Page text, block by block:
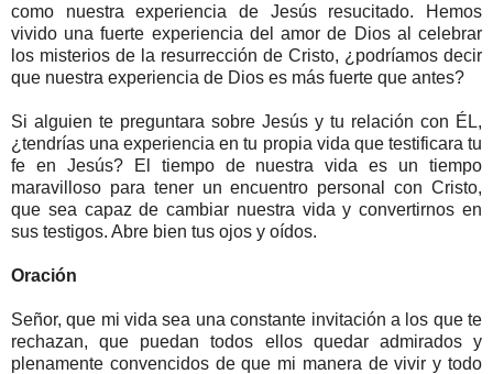
como nuestra experiencia de Jesús resucitado. Hemos
vivido una fuerte experiencia del amor de Dios al celebrar
los misterios de la resurrección de Cristo, ¿podríamos decir
que nuestra experiencia de Dios es más fuerte que antes?
Si alguien te preguntara sobre Jesús y tu relación con ÉL,
¿tendrías una experiencia en tu propia vida que testificara tu
fe en Jesús? El tiempo de nuestra vida es un tiempo
maravilloso para tener un encuentro personal con Cristo,
que sea capaz de cambiar nuestra vida y convertirnos en
sus testigos. Abre bien tus ojos y oídos.
Oración
Señor, que mi vida sea una constante invitación a los que te
rechazan, que puedan todos ellos quedar admirados y
plenamente convencidos de que mi manera de vivir y todo